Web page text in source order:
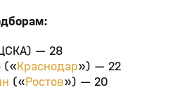
— 28
(«Краснодар») — 22
(«Ростов») — 20